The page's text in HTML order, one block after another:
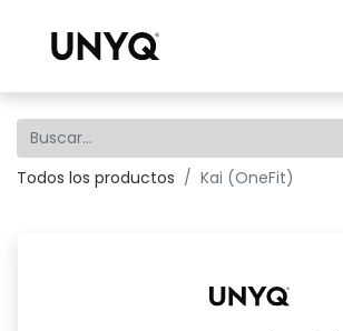
Todos los productos Kai (OneFit)